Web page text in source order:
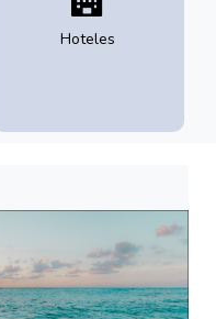
Hoteles